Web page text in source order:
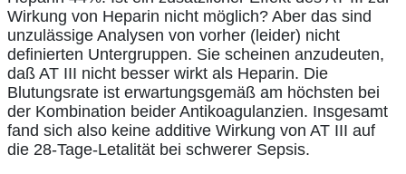
Wirkung von Heparin nicht möglich? Aber das sind
unzulässige Analysen von vorher (leider) nicht
definierten Untergruppen. Sie scheinen anzudeuten,
daß AT III nicht besser wirkt als Heparin. Die
Blutungsrate ist erwartungsgemäß am höchsten bei
der Kombination beider Antikoagulanzien. Insgesamt
fand sich also keine additive Wirkung von AT III auf
die 28-Tage-Letalität bei schwerer Sepsis.